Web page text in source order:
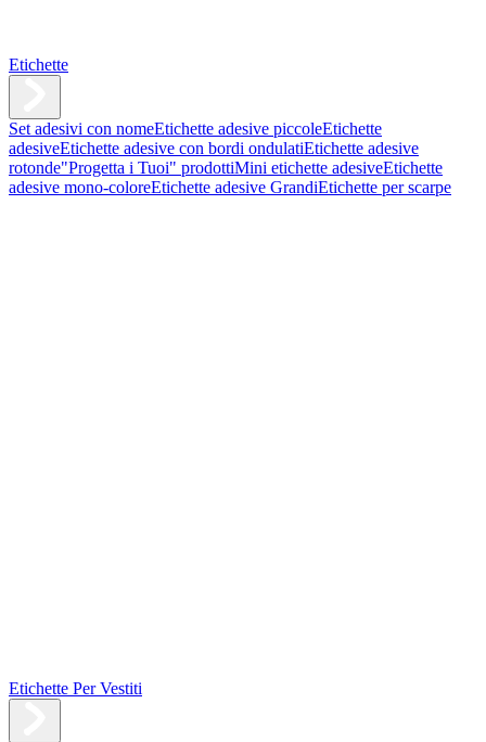
Etichette
Set adesivi con nomeEtichette adesive piccoleEtichette
adesiveEtichette adesive con bordi ondulatiEtichette adesive
rotonde"Progetta i Tuoi" prodottiMini etichette adesiveEtichette
adesive mono-coloreEtichette adesive GrandiEtichette per scarpe
Etichette Per Vestiti